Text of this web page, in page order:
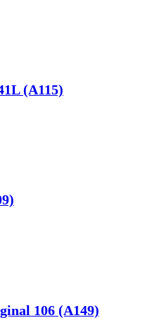
(A115)
106 (A149)